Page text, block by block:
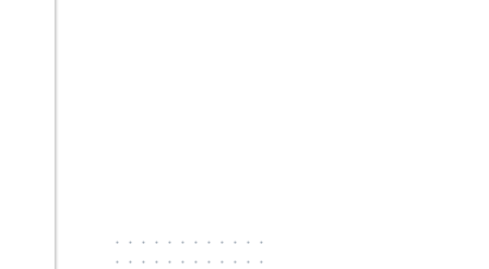
············
············